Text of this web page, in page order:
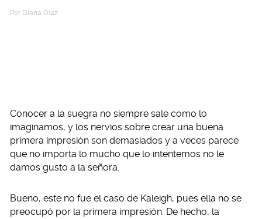
Por Diana Diaz
Conocer a la suegra no siempre sale como lo
imaginamos, y los nervios sobre crear una buena
primera impresión son demasiados y a veces parece
que no importa lo mucho que lo intentemos no le
damos gusto a la señora.
Bueno, este no fue el caso de Kaleigh, pues ella no se
preocupó por la primera impresión. De hecho, la